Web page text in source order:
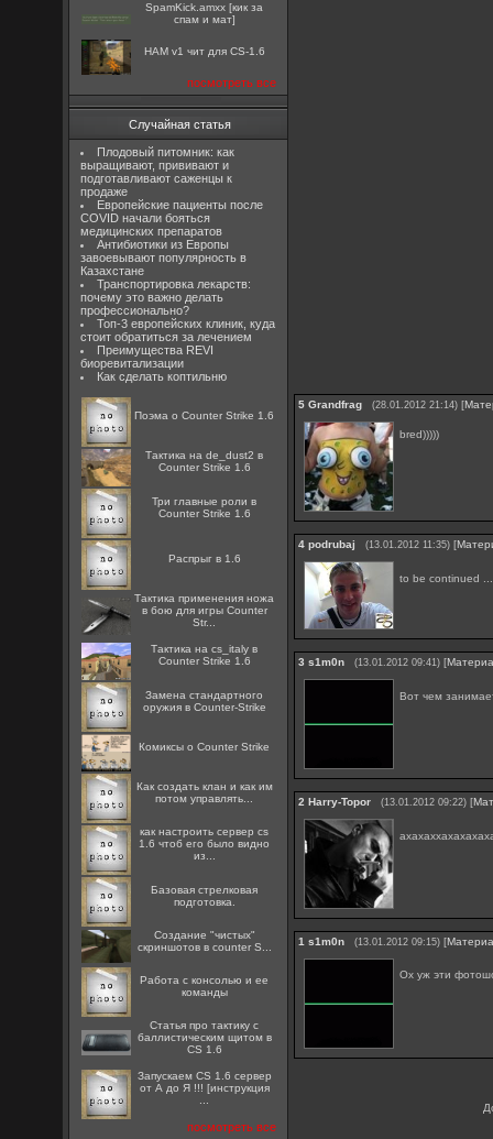
SpamKick.amxx [кик за
спам и мат]
HAM v1 чит для CS-1.6
посмотреть все
Случайная статья
Плодовый питомник: как
выращивают, прививают и
подготавливают саженцы к
продаже
Европейские пациенты после
COVID начали бояться
медицинских препаратов
Антибиотики из Европы
завоевывают популярность в
Казахстане
Транспортировка лекарств:
почему это важно делать
профессионально?
Топ-3 европейских клиник, куда
стоит обратиться за лечением
Преимущества REVI
биоревитализации
Как сделать коптильню
Поэма о Counter Strike 1.6
Тактика на de_dust2 в
Counter Strike 1.6
Три главные роли в
Counter Strike 1.6
Распрыг в 1.6
Тактика применения ножа
в бою для игры Counter
Str...
Тактика на cs_italy в
Counter Strike 1.6
Замена стандартного
оружия в Counter-Strike
Комиксы о Counter Strike
Как создать клан и как им
потом управлять...
как настроить сервер cs
1.6 чтоб его было видно
из...
Базовая стрелковая
подготовка.
Создание "чистых"
скриншотов в counter S...
Работа с консолью и ее
команды
Статья про тактику с
баллистическим щитом в
CS 1.6
Запускаем CS 1.6 сервер
от А до Я !!! [инструкция
посмотреть все
5 Grandfrag (28.01.2012 21:14) [
bred)))))
4 podrubaj (13.01.2012 11:35) [
to be continued
3 s1m0n (13.01.2012 09:41) [
Вот чем
2 Harry-Topor (13.01.2012 09:22) [
1 s1m0n (13.01.2012 09:15) [
Ох уж эти